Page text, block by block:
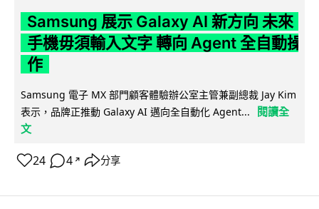
Samsung 展示 Galaxy AI 新方向 未來
手機毋須輸入文字 轉向 Agent 全自動操
作
Samsung 電子 MX 部門顧客體驗辦公室主管兼副總裁 Jay Kim
表示，品牌正推動 Galaxy AI 邁向全自動化 Agent...
閱讀全
文
24 4 ↗ 分享